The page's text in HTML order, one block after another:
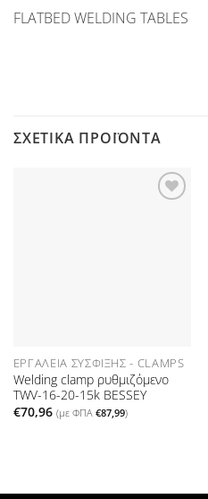
FLATBED WELDING TABLES
ΣΧΕΤΙΚΆ ΠΡΟΪΌΝΤΑ
ΕΡΓΑΛΕΊΑ ΣΎΣΦΙΞΗΣ - CLAMPS
Welding clamp ρυθμιζόμενο
TWV-16-20-15k BESSEY
€70,96 (με ΦΠΑ €87,99)